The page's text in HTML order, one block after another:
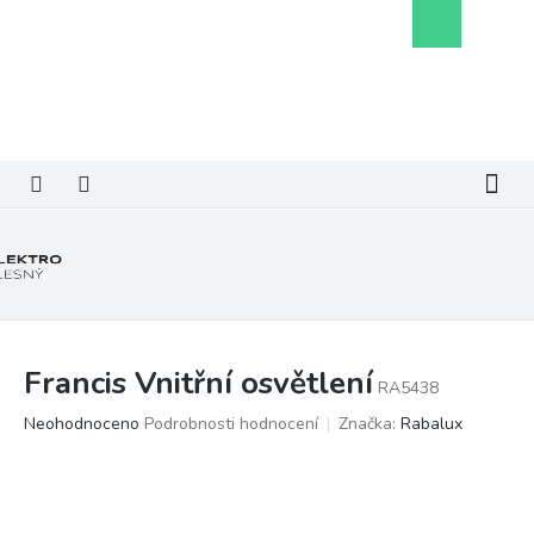
košík
Francis Vnitřní osvětlení RA5438
Průměrné
Neohodnoceno Podrobnosti hodnocení Značka: Rabalux